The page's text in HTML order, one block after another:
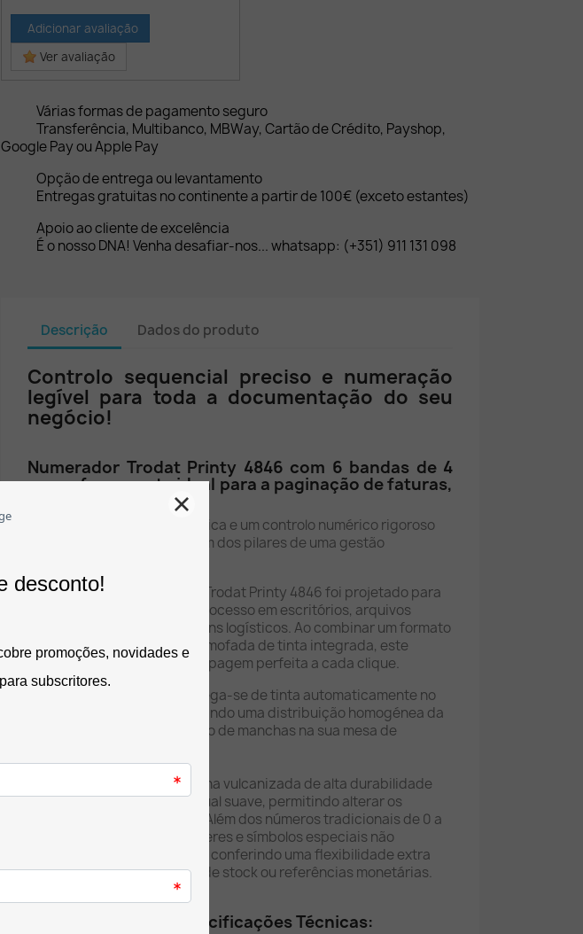
Adicionar avaliação
Ver avaliação
Várias formas de pagamento seguro
Transferência, Multibanco, MBWay, Cartão de Crédito, Payshop,
Google Pay ou Apple Pay
Opção de entrega ou levantamento
Entregas gratuitas no continente a partir de 100€ (exceto estantes)
Apoio ao cliente de excelência
É o nosso DNA! Venha desafiar-nos... whatsapp: (+351) 911 131 098
Descrição Dados do produto
Controlo sequencial preciso e numeração
legível para toda a documentação do seu
negócio!
Numerador Trodat Printy 4846 com 6 bandas de 4
mm: a ferramenta ideal para a paginação de faturas,
Manter uma ordem cronológica e um controlo numérico rigoroso
na documentação física é um dos pilares de uma gestão
O Numerador Auto-Tintado Trodat Printy 4846 foi projetado para
simplificar e acelerar este processo em escritórios, arquivos
centrais, oficinas ou armazéns logísticos. Ao combinar um formato
compacto e leve com uma almofada de tinta integrada, este
carimbo executa uma estampagem perfeita a cada clique.
A borracha recolhe e recarrega-se de tinta automaticamente no
interior da estrutura, garantindo uma distribuição homogénea da
cor preta e eliminando o risco de manchas na sua mesa de
As suas 6 bandas de borracha vulcanizada de alta durabilidade
oferecem uma rotação manual suave, permitindo alterar os
números de forma intuitiva. Além dos números tradicionais de 0 a
9, o Trodat 4846 inclui carateres e símbolos especiais não
numéricos nas suas bandas, conferindo uma flexibilidade extra
para codificações internas de stock ou referências monetárias.
Características e Especificações Técnicas: